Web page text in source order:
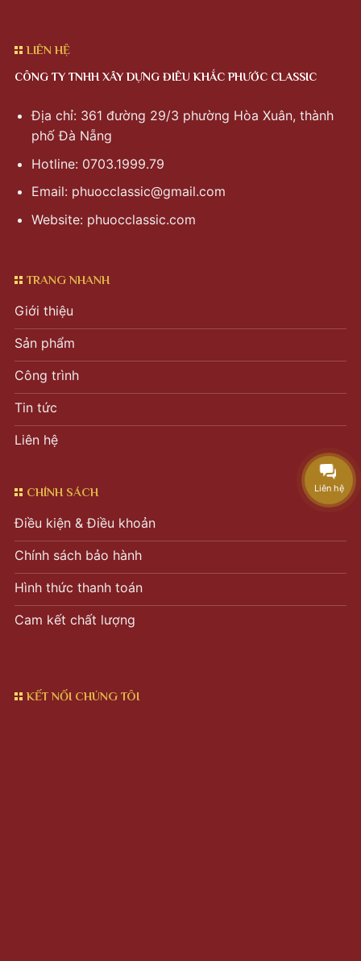
LIÊN HỆ
CÔNG TY TNHH XÂY DỰNG ĐIÊU KHẮC PHƯỚC CLASSIC
Địa chỉ: 361 đường 29/3 phường Hòa Xuân, thành
phố Đà Nẵng
Hotline: 0703.1999.79
Email: phuocclassic@gmail.com
Website: phuocclassic.com
TRANG NHANH
Giới thiệu
Sản phẩm
Công trình
Tin tức
Liên hệ
CHÍNH SÁCH
Điều kiện & Điều khoản
Chính sách bảo hành
Hình thức thanh toán
Cam kết chất lượng
KẾT NỐI CHÚNG TÔI
Liên hệ